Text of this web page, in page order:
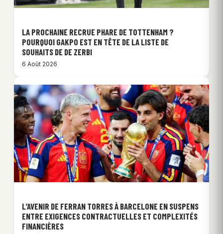
LA PROCHAINE RECRUE PHARE DE TOTTENHAM ?
POURQUOI GAKPO EST EN TÊTE DE LA LISTE DE
SOUHAITS DE DE ZERBI
6 Août 2026
L’AVENIR DE FERRAN TORRES À BARCELONE EN SUSPENS
ENTRE EXIGENCES CONTRACTUELLES ET COMPLEXITÉS
FINANCIÈRES